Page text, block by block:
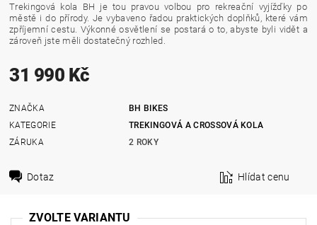
Trekingová kola BH je tou pravou volbou pro rekreační vyjížďky po
městě i do přírody. Je vybaveno řadou praktických doplňků, které vám
zpříjemní cestu. Výkonné osvětlení se postará o to, abyste byli vidět a
zároveň jste měli dostatečný rozhled.
31 990 Kč
ZNAČKA
BH BIKES
KATEGORIE
TREKINGOVÁ A CROSSOVÁ KOLA
ZÁRUKA
2 ROKY
Dotaz Hlídat cenu
ZVOLTE VARIANTU